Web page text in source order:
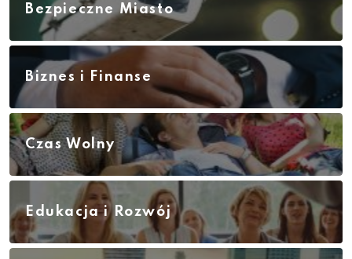
Bezpieczne Miasto
Biznes i Finanse
Czas Wolny
Edukacja i Rozwój